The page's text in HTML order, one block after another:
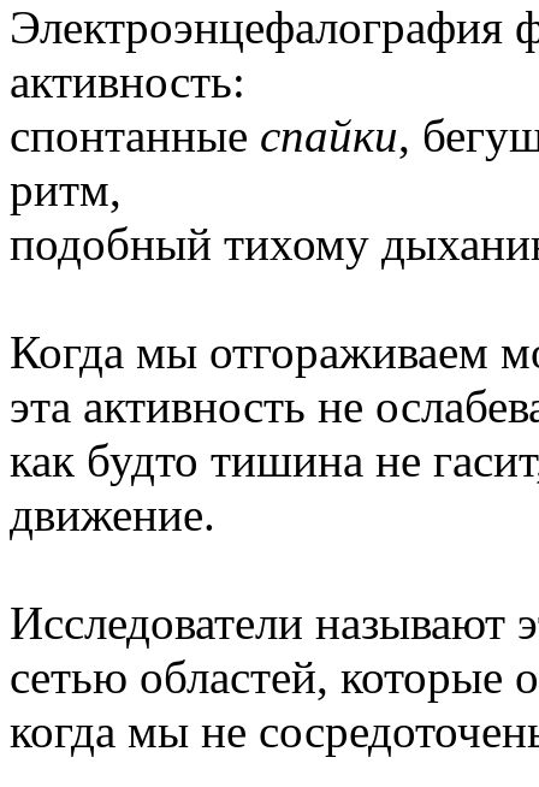
Электроэнцефалография
активность:
спонтанные спайки,
ритм,
подобный тихому
Когда мы отгораживаем
эта активность не
как будто тишина не
движение.
Исследователи называют
сетью областей, которые
когда мы не